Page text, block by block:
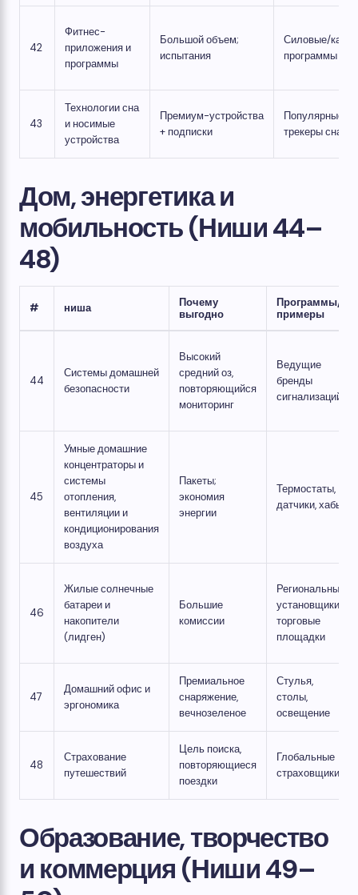
42
Фитнес-
приложения и
программы
Большой объем;
испытания
Силовые/
программы
43
Технологии сна
и носимые
устройства
Премиум-устройства
+ подписки
Популярные
трекеры сна
Дом, энергетика и
мобильность (Ниши 44–
48)
# ниша
Почему
выгодно
Программы/
примеры
44
Системы домашней
безопасности
Высокий
средний оз,
повторяющийся
мониторинг
Ведущие
бренды
сигнализаций
45
Умные домашние
концентраторы и
системы
отопления,
вентиляции и
кондиционирования
воздуха
Пакеты;
экономия
энергии
Термостаты,
датчики, хабы
46
Жилые солнечные
батареи и
накопители
(лидген)
Большие
комиссии
Региональные
установщики/
торговые
площадки
47
Домашний офис и
эргономика
Премиальное
снаряжение,
вечнозеленое
Стулья,
столы,
освещение
48
Страхование
путешествий
Цель поиска,
повторяющиеся
поездки
Глобальные
страховщики
Образование, творчество
и коммерция (Ниши 49–